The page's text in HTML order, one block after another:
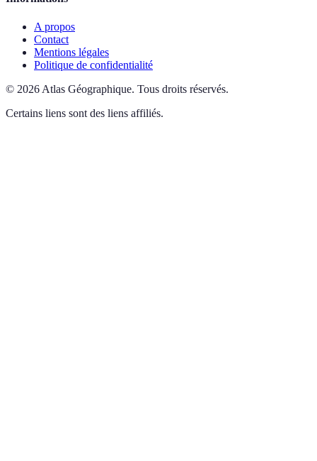
A propos
Contact
Mentions légales
Politique de confidentialité
© 2026 Atlas Géographique. Tous droits réservés.
Certains liens sont des liens affiliés.